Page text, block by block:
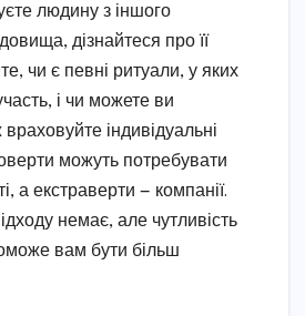
людину з іншого
дізнайтеся про її
чи є певні ритуали, у яких
і чи можете ви
індивідуальні
можуть потребувати
а екстраверти — компанії.
немає, але чутливість
вам бути більш